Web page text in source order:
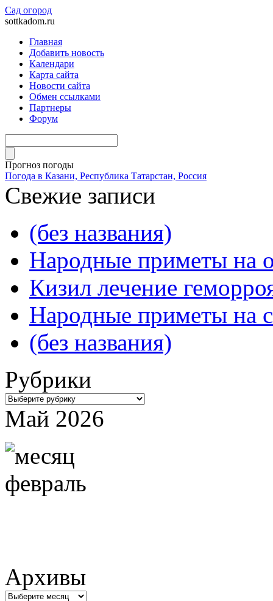
Сад огород
sottkadom.ru
Главная
Добавить новость
Календари
Карта сайта
Новости сайта
Обмен ссылками
Партнеры
Форум
Прогноз погоды
Погода в Казани, Республика Татарстан, Россия
Свежие записи
(без названия)
Народные приметы на
Кизил лечение
Народные приметы на
(без названия)
Рубрики
Рубрики
Май 2026
Архивы
Архивы